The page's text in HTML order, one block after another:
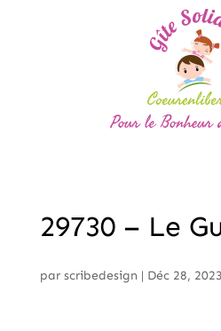
29730 – Le
par scribedesign | Déc 28, 2023